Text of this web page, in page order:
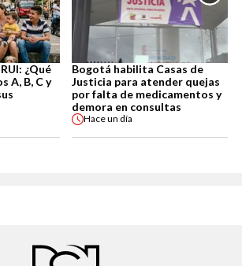
¿Qué
A, B, C y
Bogotá habilita Casas de
Justicia para atender quejas
por falta de medicamentos y
demora en consultas
Haceun día